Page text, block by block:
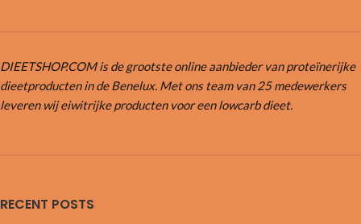
DIEETSHOP.COM is de grootste online aanbieder van proteïnerijke
dieetproducten in de Benelux. Met ons team van 25 medewerkers
leveren wij eiwitrijke producten voor een lowcarb dieet.
RECENT POSTS